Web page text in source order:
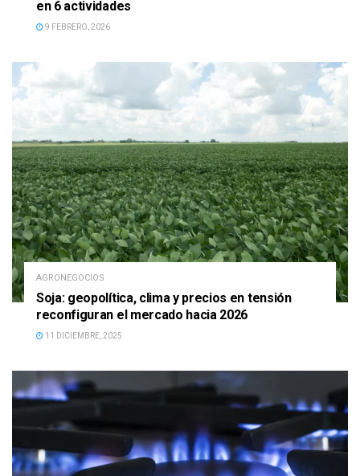
en 6 actividades
9 FEBRERO, 2026
AGRONEGOCIOS
Soja: geopolítica, clima y precios en tensión
reconfiguran el mercado hacia 2026
11 DICIEMBRE, 2025